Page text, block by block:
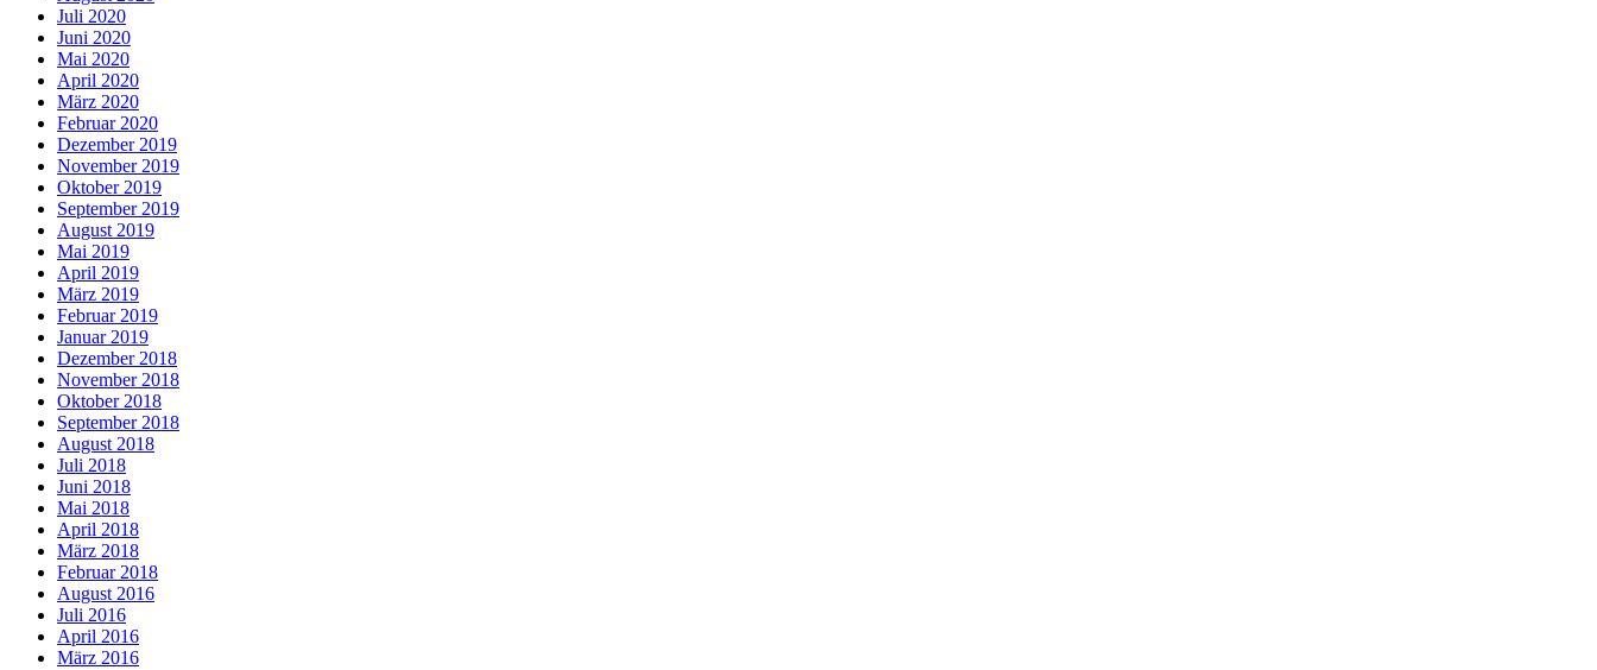
Juli 2020
Juni 2020
Mai 2020
April 2020
März 2020
Februar 2020
Dezember 2019
November 2019
Oktober 2019
September 2019
August 2019
Mai 2019
April 2019
März 2019
Februar 2019
Januar 2019
Dezember 2018
November 2018
Oktober 2018
September 2018
August 2018
Juli 2018
Juni 2018
Mai 2018
April 2018
März 2018
Februar 2018
August 2016
Juli 2016
April 2016
März 2016